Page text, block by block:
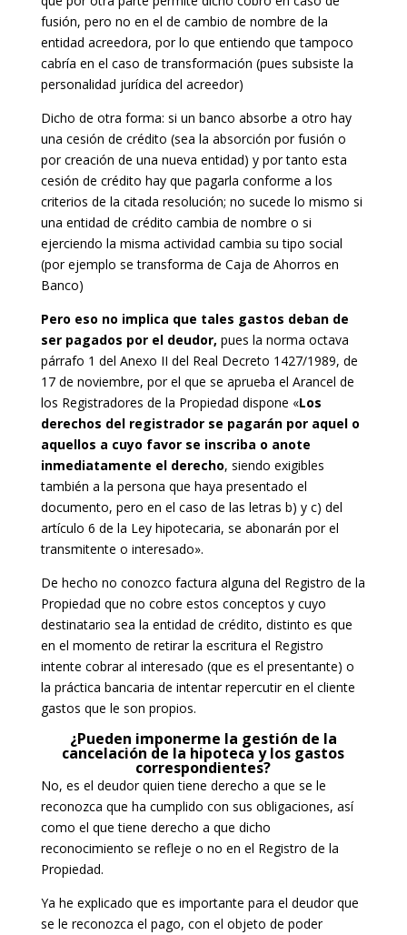
fusión, pero no en el de cambio de nombre de la
entidad acreedora, por lo que entiendo que tampoco
cabría en el caso de transformación (pues subsiste la
personalidad jurídica del acreedor)
Dicho de otra forma: si un banco absorbe a otro hay
una cesión de crédito (sea la absorción por fusión o
por creación de una nueva entidad) y por tanto esta
cesión de crédito hay que pagarla conforme a los
criterios de la citada resolución; no sucede lo mismo si
una entidad de crédito cambia de nombre o si
ejerciendo la misma actividad cambia su tipo social
(por ejemplo se transforma de Caja de Ahorros en
Banco)
Pero eso no implica que tales gastos deban de
ser pagados por el deudor, pues la norma octava
párrafo 1 del Anexo II del Real Decreto 1427/1989, de
17 de noviembre, por el que se aprueba el Arancel de
los Registradores de la Propiedad dispone «Los
derechos del registrador se pagarán por aquel o
aquellos a cuyo favor se inscriba o anote
inmediatamente el derecho, siendo exigibles
también a la persona que haya presentado el
documento, pero en el caso de las letras b) y c) del
artículo 6 de la Ley hipotecaria, se abonarán por el
transmitente o interesado».
De hecho no conozco factura alguna del Registro de la
Propiedad que no cobre estos conceptos y cuyo
destinatario sea la entidad de crédito, distinto es que
en el momento de retirar la escritura el Registro
intente cobrar al interesado (que es el presentante) o
la práctica bancaria de intentar repercutir en el cliente
gastos que le son propios.
¿Pueden imponerme la gestión de la
cancelación de la hipoteca y los gastos
correspondientes?
No, es el deudor quien tiene derecho a que se le
reconozca que ha cumplido con sus obligaciones, así
como el que tiene derecho a que dicho
reconocimiento se refleje o no en el Registro de la
Propiedad.
Ya he explicado que es importante para el deudor que
se le reconozca el pago, con el objeto de poder